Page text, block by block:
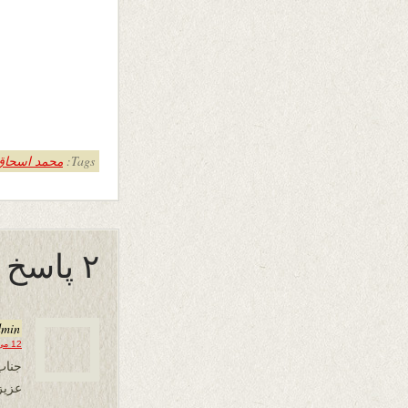
Tags: محمد
۲ پاسخ به “مادر”
12 می 2014 در 06:36